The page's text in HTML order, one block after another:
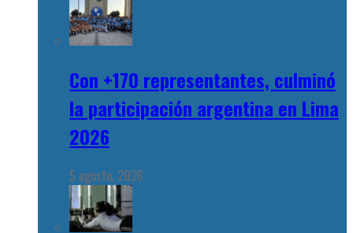
Con +170 representantes, culminó
la participación argentina en Lima
2026
5 agosto, 2026